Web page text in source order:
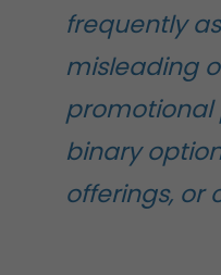
frequently
misleading
promotional
binary
offerings, or